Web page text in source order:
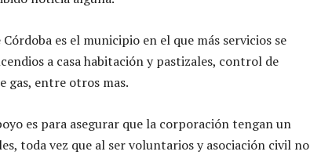
es el municipio en el que más servicios se
a casa habitación y pastizales, control de
gas, entre otros mas.
es para asegurar que la corporación tengan un
toda vez que al ser voluntarios y asociación civil no